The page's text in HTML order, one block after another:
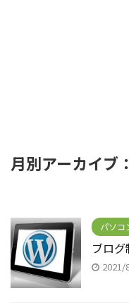
月別アーカイブ
パソコ
ブロ
2021/